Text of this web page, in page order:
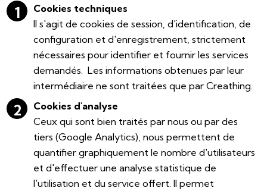
Cookies techniques
Il s'agit de cookies de session, d'identification, de
configuration et d'enregistrement, strictement
nécessaires pour identifier et fournir les services
demandés. Les informations obtenues par leur
intermédiaire ne sont traitées que par Creathing.
Cookies d'analyse
Ceux qui sont bien traités par nous ou par des
tiers (Google Analytics), nous permettent de
quantifier graphiquement le nombre d'utilisateurs
et d'effectuer une analyse statistique de
l'utilisation et du service offert. Il permet